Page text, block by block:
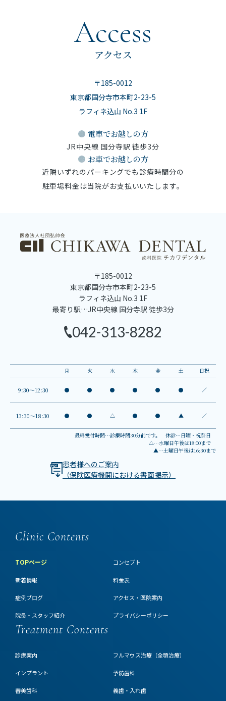
Access
アクセス
〒185-0012
東京都国分寺市本町2-23-5
ラフィネ込山 No.3 1F
電車でお越しの方
JR中央線 国分寺駅 徒歩3分
お車でお越しの方
近隣いずれのパーキングでも診療時間分の
駐車場料金は当院がお支払いいたします。
〒185-0012
東京都国分寺市本町2-23-5
ラフィネ込山 No.3 1F
最寄り駅…JR中央線 国分寺駅 徒歩3分
042-313-8282
月 火 水 木 金 土 日祝
9:30～12:30 ● ● ● ● ● ● ／
13:30～18:30 ● ● △ ● ● ▲ ／
最終受付時間…診療時間30分前です。 休診…日曜・祝祭日
△…水曜日午後は18:00まで
▲…土曜日午後は16:30まで
患者様へのご案内
（保険医療機関における書面掲示）
Clinic Contents
TOPページ
新着情報
症例ブログ
院長・スタッフ紹介
コンセプト
料金表
アクセス・医院案内
プライバシーポリシー
Treatment Contents
診療案内
インプラント
審美歯科
フルマウス治療（全顎治療）
予防歯科
義歯・入れ歯